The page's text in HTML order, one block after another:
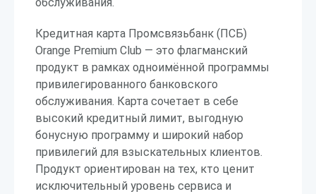
Кредитная карта Промсвязьбанк (ПСБ)
Orange Premium Club — это флагманский
продукт в рамках одноимённой программы
привилегированного банковского
обслуживания. Карта сочетает в себе
высокий кредитный лимит, выгодную
бонусную программу и широкий набор
привилегий для взыскательных клиентов.
Продукт ориентирован на тех, кто ценит
исключительный уровень сервиса и